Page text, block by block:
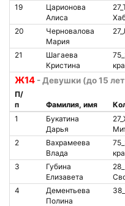
19
Царионова
Алиса
20
Черновалова
Мария
21
Шагаева
Кристина
Ж14 - Девушки (до 15
П/
п
Фамилия, имя
1
Букатина
Дарья
2
Вахрамеева
Влада
3
Губина
Елизавета
4
Дементьева
Полина